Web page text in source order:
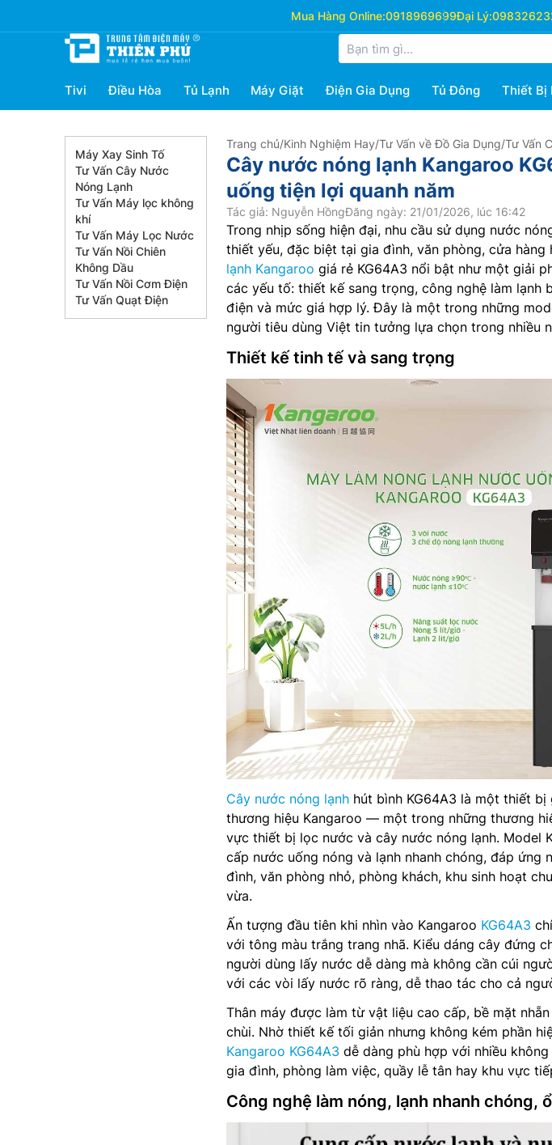
Mua Hàng Online:0918969699Đại Lý:
Tivi Điều Hòa Tủ Lạnh Máy Giặt Điện Gia Dụng Tủ Đông Thiết Bị
Máy Xay Sinh Tố
Tư Vấn Cây Nước
Nóng Lạnh
Tư Vấn Máy lọc không
khí
Tư Vấn Máy Lọc Nước
Tư Vấn Nồi Chiên
Không Dầu
Tư Vấn Nồi Cơm Điện
Tư Vấn Quạt Điện
Trang chủ/Kinh Nghiệm Hay/Tư Vấn về Đồ Gia Dụng/Tư Vấn
Cây nước nóng lạnh Kangaroo
uống tiện lợi quanh năm
Tác giả: Nguyễn HồngĐăng ngày: 21/01/2026, lúc 16:42
Trong nhịp sống hiện đại, nhu cầu sử dụng nước
thiết yếu, đặc biệt tại gia đình, văn phòng, cửa hàng
lạnh Kangaroo giá rẻ KG64A3 nổi bật như một giải
các yếu tố: thiết kế sang trọng, công nghệ làm lạnh
điện và mức giá hợp lý. Đây là một trong những
người tiêu dùng Việt tin tưởng lựa chọn trong nhiều
Thiết kế tinh tế và sang trọng
Cây nước nóng lạnh hút bình KG64A3 là một thiết
thương hiệu Kangaroo — một trong những thương
vực thiết bị lọc nước và cây nước nóng lạnh. Model
cấp nước uống nóng và lạnh nhanh chóng, đáp ứng
đình, văn phòng nhỏ, phòng khách, khu sinh hoạt
vừa.
Ấn tượng đầu tiên khi nhìn vào Kangaroo KG64A3
với tông màu trắng trang nhã. Kiểu dáng cây đứng
người dùng lấy nước dễ dàng mà không cần cúi
với các vòi lấy nước rõ ràng, dễ thao tác cho cả
Thân máy được làm từ vật liệu cao cấp, bề mặt
chùi. Nhờ thiết kế tối giản nhưng không kém phần
Kangaroo KG64A3 dễ dàng phù hợp với nhiều
gia đình, phòng làm việc, quầy lễ tân hay khu vực
Công nghệ làm nóng, lạnh nhanh chóng,